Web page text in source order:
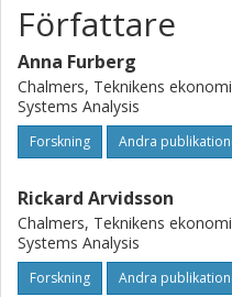
Författare
Anna Furberg
Chalmers, Teknikens
Systems Analysis
Forskning Andra
Rickard Arvidsson
Chalmers, Teknikens
Systems Analysis
Forskning Andra